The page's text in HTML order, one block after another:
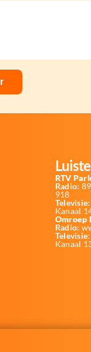
RTV
Radio:
918
Televisie:
Kanaal
Omroep
Radio:
Televisie
Kanaal